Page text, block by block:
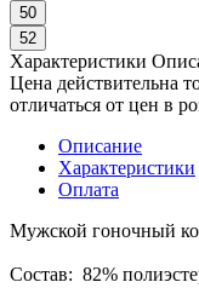
50
52
Характеристики
Цена действительна
отличаться от цен в
Описание
Характеристики
Оплата
Мужской гоночный
Состав: 82%